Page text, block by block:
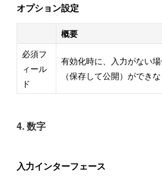
オプション設定
概要
必須フ
ィール
ド
有効化時に、入力がない
（保存して公開）ができ
4. 数字
入力インターフェース